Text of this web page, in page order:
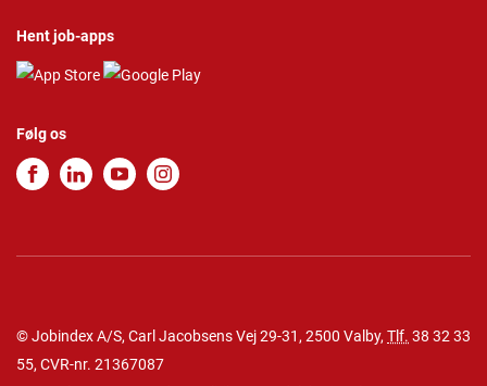
Hent job-apps
Følg os
© Jobindex A/S, Carl Jacobsens Vej 29-31, 2500 Valby, Tlf. 38 32 33
55, CVR-nr. 21367087